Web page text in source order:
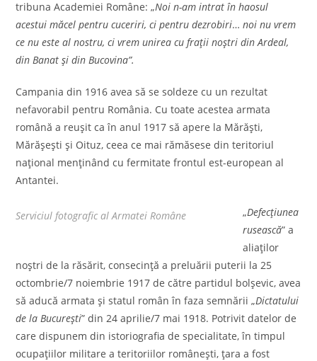
tribuna Academiei Române: „Noi n-am intrat în haosul
acestui măcel pentru cuceriri, ci pentru dezrobiri…noi nu vrem
ce nu este al nostru, ci vrem unirea cu fraţii noştri din Ardeal,
din Banat şi din Bucovina”.
Campania din 1916 avea să se soldeze cu un rezultat
nefavorabil pentru România. Cu toate acestea armata
română a reuşit ca în anul 1917 să apere la Mărăști,
Mărăşeşti și Oituz, ceea ce mai rămăsese din teritoriul
naţional menţinând cu fermitate frontul est-european al
Antantei.
Serviciul fotografic al Armatei Române „Defecţiunea
rusească” a
aliaţilor
noştri de la răsărit, consecinţă a preluării puterii la 25
octombrie/7 noiembrie 1917 de către partidul bolşevic, avea
să aducă armata şi statul român în faza semnării „Dictatului
de la Bucureşti” din 24 aprilie/7 mai 1918. Potrivit datelor de
care dispunem din istoriografia de specialitate, în timpul
ocupaţiilor militare a teritoriilor româneşti, ţara a fost